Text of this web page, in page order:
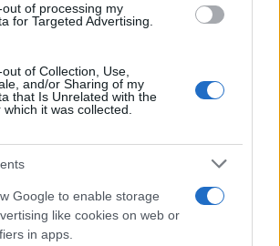
of processing my
for Targeted Advertising.
of Collection, Use,
and/or Sharing of my
that Is Unrelated with the
it was collected.
Google to enable storage
like cookies on web or
in apps.
in modo permanente. Fra i
si leggono cose come “Il
non essenziale” e “I diritti
beni essenziali”. “C’è molta
decide cosa sia essenziale e la
dice per esempio Tim
del movimento
aziende scegliendo a priori
definendoli essenziali o non
violazione della Costituzione sia